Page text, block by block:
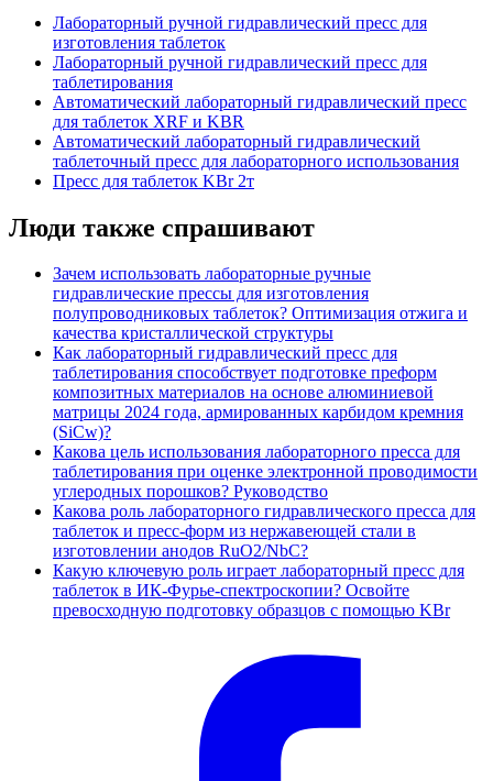
Лабораторный ручной гидравлический пресс для
изготовления таблеток
Лабораторный ручной гидравлический пресс для
таблетирования
Автоматический лабораторный гидравлический пресс
для таблеток XRF и KBR
Автоматический лабораторный гидравлический
таблеточный пресс для лабораторного использования
Пресс для таблеток KBr 2т
Люди также спрашивают
Зачем использовать лабораторные ручные
гидравлические прессы для изготовления
полупроводниковых таблеток? Оптимизация отжига и
качества кристаллической структуры
Как лабораторный гидравлический пресс для
таблетирования способствует подготовке преформ
композитных материалов на основе алюминиевой
матрицы 2024 года, армированных карбидом кремния
(SiCw)?
Какова цель использования лабораторного пресса для
таблетирования при оценке электронной проводимости
углеродных порошков? Руководство
Какова роль лабораторного гидравлического пресса для
таблеток и пресс-форм из нержавеющей стали в
изготовлении анодов RuO2/NbC?
Какую ключевую роль играет лабораторный пресс для
таблеток в ИК-Фурье-спектроскопии? Освойте
превосходную подготовку образцов с помощью KBr